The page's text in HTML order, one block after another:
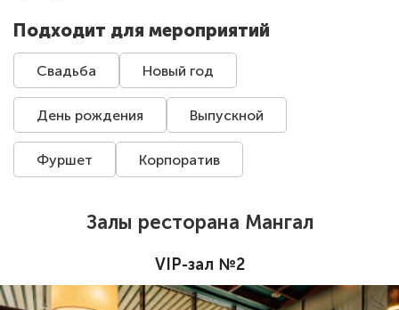
Подходит для мероприятий
Свадьба Новый год
День рождения Выпускной
Фуршет Корпоратив
Залы ресторана Мангал
VIP-зал №2